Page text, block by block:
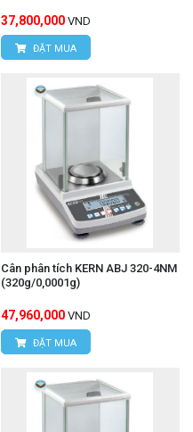
37,800,000 VND
ĐẶT MUA
Cân phân tích KERN ABJ 320-4NM
(320g/0,0001g)
47,960,000 VND
ĐẶT MUA